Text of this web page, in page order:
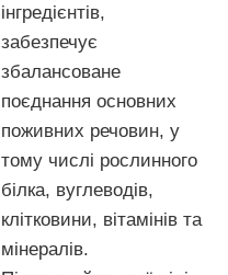
інгредієнтів,
забезпечує
збалансоване
поєднання основних
поживних речовин, у
тому числі рослинного
білка, вуглеводів,
клітковини, вітамінів та
мінералів.